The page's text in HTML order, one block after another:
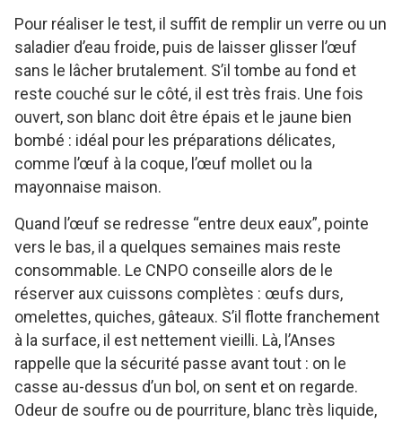
Pour réaliser le test, il suffit de remplir un verre ou un
saladier d’eau froide, puis de laisser glisser l’œuf
sans le lâcher brutalement. S’il tombe au fond et
reste couché sur le côté, il est très frais. Une fois
ouvert, son blanc doit être épais et le jaune bien
bombé : idéal pour les préparations délicates,
comme l’œuf à la coque, l’œuf mollet ou la
mayonnaise maison.
Quand l’œuf se redresse “entre deux eaux”, pointe
vers le bas, il a quelques semaines mais reste
consommable. Le CNPO conseille alors de le
réserver aux cuissons complètes : œufs durs,
omelettes, quiches, gâteaux. S’il flotte franchement
à la surface, il est nettement vieilli. Là, l’Anses
rappelle que la sécurité passe avant tout : on le
casse au-dessus d’un bol, on sent et on regarde.
Odeur de soufre ou de pourriture, blanc très liquide,